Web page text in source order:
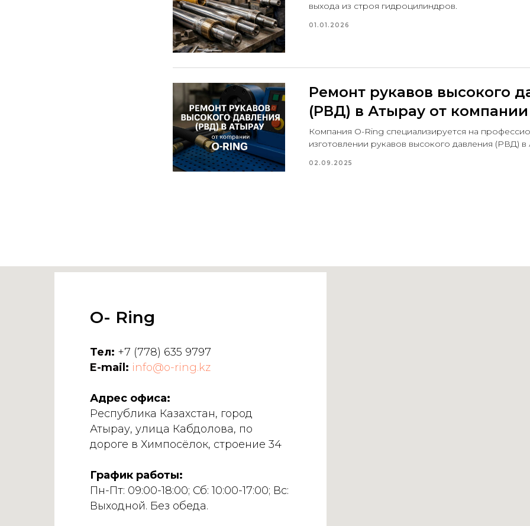
выхода из строя гидроцилиндров.
01.01.2026
Ремонт рукавов высокого
(РВД) в Атырау от компании
Компания O-Ring специализируется на
изготовлении рукавов высокого давления (РВД) в
02.09.2025
O- Ring
Тел: +7 (778) 635 9797
E-mail: info@o-ring.kz
Адрес офиса:
Республика Казахстан, город
Атырау, улица Кабдолова, по
дороге в Химпосёлок, строение 34
График работы:
Пн-Пт: 09:00-18:00; Сб: 10:00-17:00; Вс:
Выходной. Без обеда.